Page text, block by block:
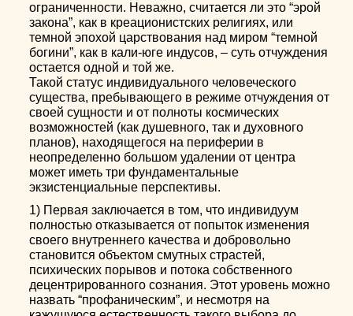
ограниченности. Неважно, считается ли это “эрой
закона”, как в креационистских религиях, или
темной эпохой царствования над миром “темной
богини”, как в кали-юге индусов, – суть отчуждения
остается одной и той же.
Такой статус индивидуального человеческого
существа, пребывающего в режиме отчуждения от
своей сущности и от полноты космических
возможностей (как душевного, так и духовного
планов), находящегося на периферии в
неопределенно большом удалении от центра
может иметь три фундаментальные
экзистенциальные перспективы.
1) Первая заключается в том, что индивидуум
полностью отказывается от попыток изменения
своего внутреннего качества и добровольно
становится объектом смутных страстей,
психических порывов и потока собственного
децентрированного сознания. Этот уровень можно
назвать “профаническим”, и несмотря на